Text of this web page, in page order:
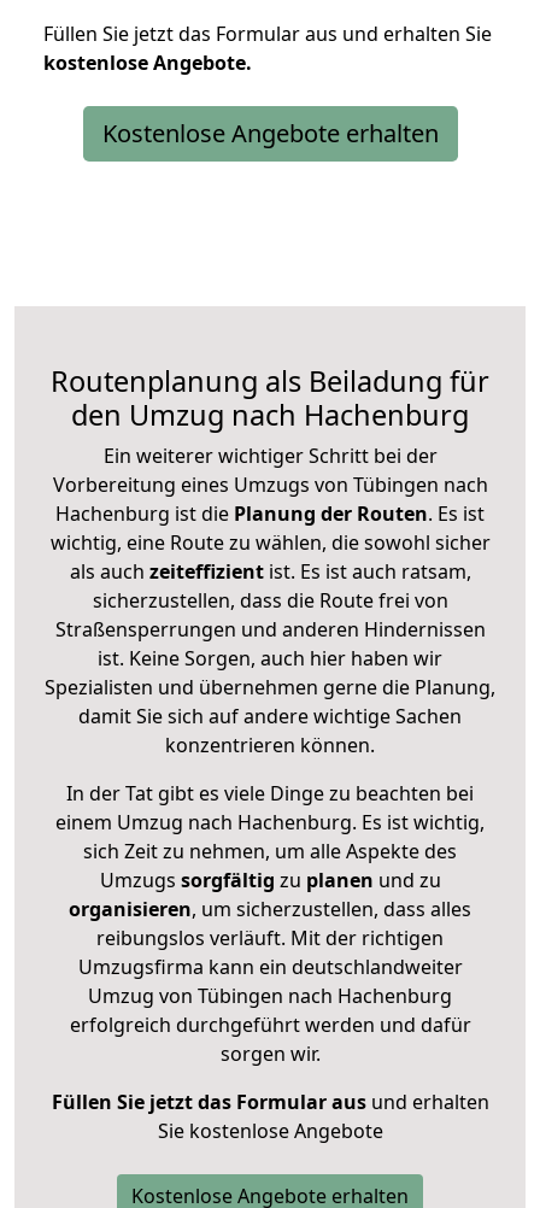
Füllen Sie jetzt das Formular aus und erhalten Sie
kostenloseAngebote.
Kostenlose Angebote erhalten
Routenplanung als Beiladung für
den Umzug nach Hachenburg
Ein weiterer wichtiger Schritt bei der
Vorbereitung eines Umzugs von Tübingen nach
Hachenburg ist die Planung der Routen. Es ist
wichtig, eine Route zu wählen, die sowohl sicher
als auch zeiteffizientist. Es ist auch ratsam,
sicherzustellen, dass die Route frei von
Straßensperrungen und anderen Hindernissen
ist. Keine Sorgen, auch hier haben wir
Spezialisten und übernehmen gerne die Planung,
damit Sie sich auf andere wichtige Sachen
konzentrieren können.
In der Tat gibt es viele Dinge zu beachten bei
einem Umzug nach Hachenburg. Es ist wichtig,
sich Zeit zu nehmen, um alle Aspekte des
Umzugs sorgfältig zu planen und zu
organisieren, um sicherzustellen, dass alles
reibungslos verläuft. Mit der richtigen
Umzugsfirma kann ein deutschlandweiter
Umzug von Tübingen nach Hachenburg
erfolgreich durchgeführt werden und dafür
sorgen wir.
Füllen Sie jetzt das Formular ausund erhalten
Sie kostenlose Angebote
Kostenlose Angebote erhalten